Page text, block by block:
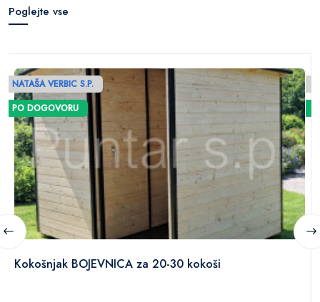
Poglejte vse
NATAŠA VERBIC S.P.
PO DOGOVORU
Kokošnjak BOJEVNICA za 20-30 kokoši